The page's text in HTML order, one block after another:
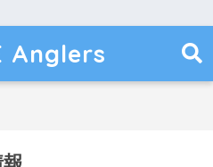
Anglers